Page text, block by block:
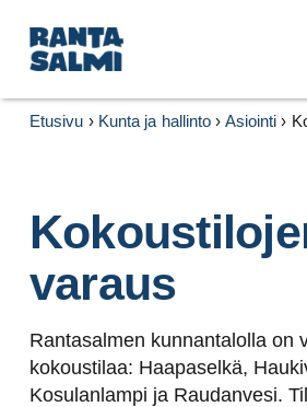
Etusivu › Kunta ja hallinto › Asiointi ›
varaus
Rantasalmen kunnantalolla on
kokoustilaa: Haapaselkä,
Kosulanlampi ja Raudanvesi.